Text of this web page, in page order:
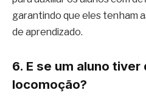
garantindo que eles tenham
de aprendizado.
6. E se um aluno
locomoção?